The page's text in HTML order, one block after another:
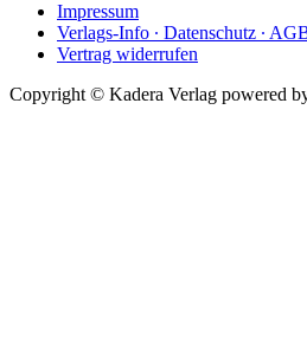
Impressum
Verlags-Info ∙ Datenschutz ∙
Vertrag widerrufen
Copyright © Kadera Verlag powered